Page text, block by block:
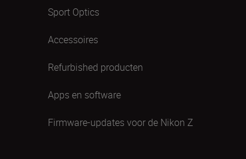
Sport Optics
Accessoires
Refurbished producten
Apps en software
Firmware-updates voor de Nikon Z